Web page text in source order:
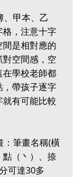
、甲本、乙
，注意十字
是相對應的
空間感，空
學校老師都
帶孩子逐字
有可能比較
：筆畫名稱(橫
點（丶）、捺
可達30多